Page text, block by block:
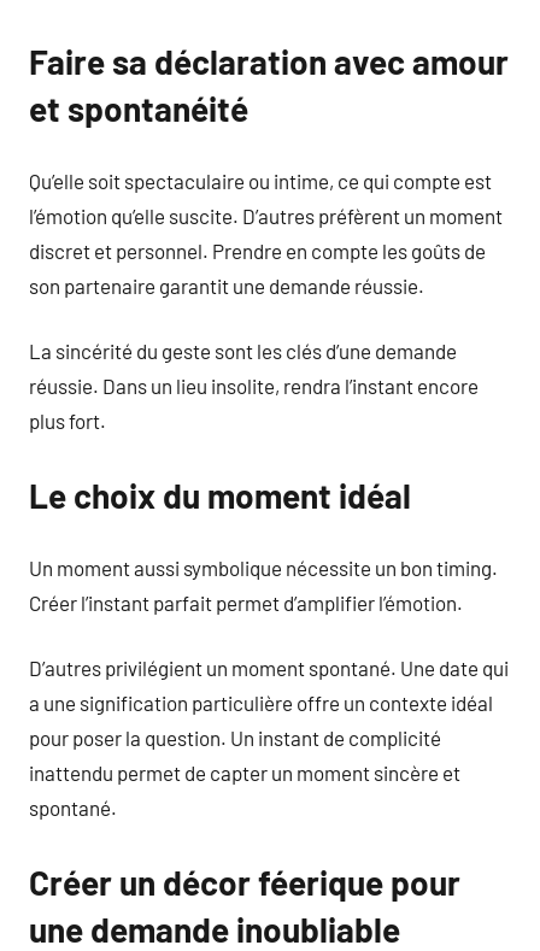
Faire sa déclaration avec amour
et spontanéité
Qu’elle soit spectaculaire ou intime, ce qui compte est
l’émotion qu’elle suscite. D’autres préfèrent un moment
discret et personnel. Prendre en compte les goûts de
son partenaire garantit une demande réussie.
La sincérité du geste sont les clés d’une demande
réussie. Dans un lieu insolite, rendra l’instant encore
plus fort.
Le choix du moment idéal
Un moment aussi symbolique nécessite un bon timing.
Créer l’instant parfait permet d’amplifier l’émotion.
D’autres privilégient un moment spontané. Une date qui
a une signification particulière offre un contexte idéal
pour poser la question. Un instant de complicité
inattendu permet de capter un moment sincère et
spontané.
Créer un décor féerique pour
une demande inoubliable